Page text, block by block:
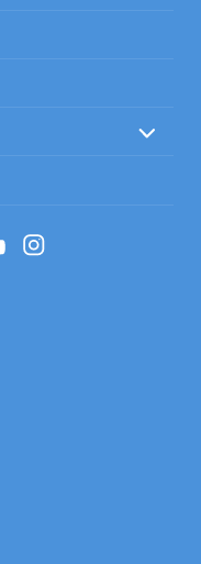
Instagram